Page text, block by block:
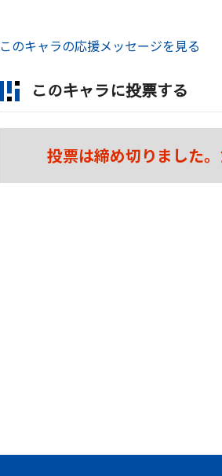
このキャラの応援メッセージを見る
このキャラに投票する
投票は締め切りました